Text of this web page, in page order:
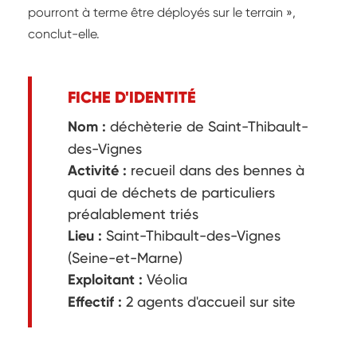
pourront à terme être déployés sur le terrain »,
conclut-elle.
FICHE D'IDENTITÉ
Nom : déchèterie de Saint-Thibault-
des-Vignes
Activité : recueil dans des bennes à
quai de déchets de particuliers
préalablement triés
Lieu : Saint-Thibault-des-Vignes
(Seine-et-Marne)
Exploitant : Véolia
Effectif : 2 agents d'accueil sur site